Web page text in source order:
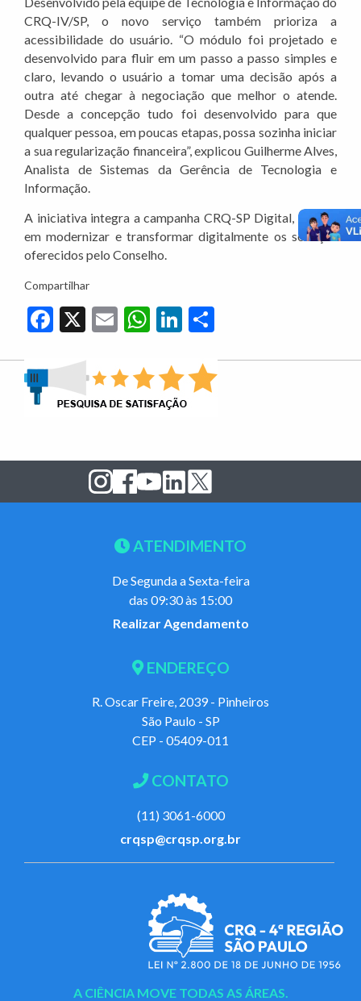
CRQ-IV/SP, o novo serviço também prioriza a
acessibilidade do usuário. “O módulo foi projetado e
desenvolvido para fluir em um passo a passo simples e
claro, levando o usuário a tomar uma decisão após a
outra até chegar à negociação que melhor o atende.
Desde a concepção tudo foi desenvolvido para que
qualquer pessoa, em poucas etapas, possa sozinha iniciar
a sua regularização financeira”, explicou Guilherme Alves,
Analista de Sistemas da Gerência de Tecnologia e
Informação.
A iniciativa integra a campanha CRQ-SP Digital, focada
em modernizar e transformar digitalmente os serviços
oferecidos pelo Conselho.
Compartilhar
Facebook
X EmailWhatsApp
LinkedIn
ATENDIMENTO
De Segunda a Sexta-feira
das 09:30 às 15:00
Realizar Agendamento
ENDEREÇO
R. Oscar Freire, 2039 - Pinheiros
São Paulo - SP
CEP - 05409-011
CONTATO
(11) 3061-6000
crqsp@crqsp.org.br
A CIÊNCIA MOVE TODAS AS ÁREAS.